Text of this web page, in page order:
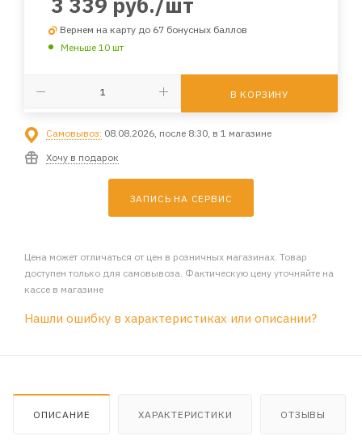
Вернем на карту до 67 бонусных баллов
Меньше 10 шт
В КОРЗИНУ
Самовывоз: 08.08.2026, после 8:30, в 1 магазине
Хочу в подарок
ЗАПИСЬ НА СЕРВИС
Цена может отличаться от цен в розничных магазинах. Товар
доступен только для самовывоза. Фактическую цену уточняйте на
кассе в магазине
Нашли ошибку в характеристиках или описании?
ОПИСАНИЕ ХАРАКТЕРИСТИКИ ОТЗЫВЫ